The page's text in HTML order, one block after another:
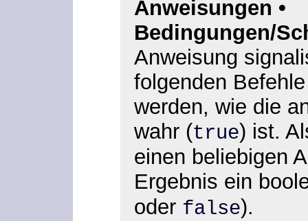
Anweisungen •
Bedingungen/
Anweisung
folgenden
werden, wie die
wahr (true) ist.
einen beliebigen
Ergebnis ein
oder false).